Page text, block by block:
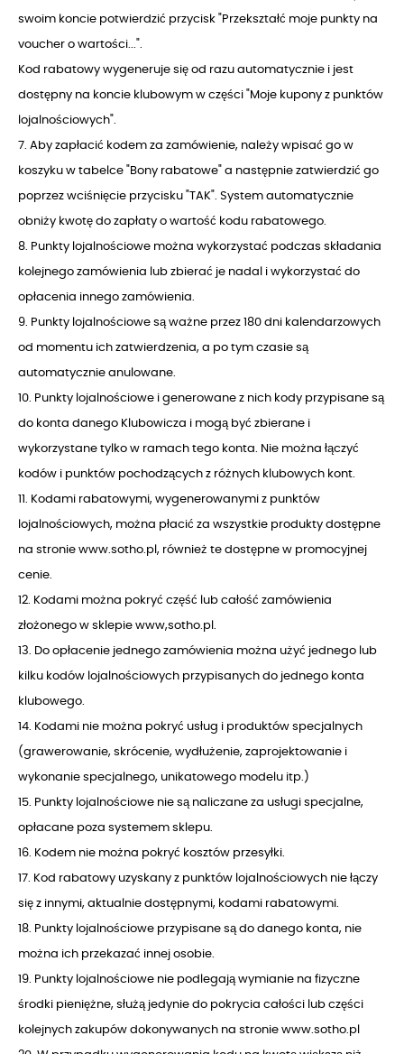
swoim koncie potwierdzić przycisk "Przekształć moje punkty na
voucher o wartości...".
Kod rabatowy wygeneruje się od razu automatycznie i jest
dostępny na koncie klubowym w części "Moje kupony z punktów
lojalnościowych".
7. Aby zapłacić kodem za zamówienie, należy wpisać go w
koszyku w tabelce "Bony rabatowe" a następnie zatwierdzić go
poprzez wciśnięcie przycisku "TAK". System automatycznie
obniży kwotę do zapłaty o wartość kodu rabatowego.
8. Punkty lojalnościowe można wykorzystać podczas składania
kolejnego zamówienia lub zbierać je nadal i wykorzystać do
opłacenia innego zamówienia.
9. Punkty lojalnościowe są ważne przez 180 dni kalendarzowych
od momentu ich zatwierdzenia, a po tym czasie są
automatycznie anulowane.
10. Punkty lojalnościowe i generowane z nich kody przypisane są
do konta danego Klubowicza i mogą być zbierane i
wykorzystane tylko w ramach tego konta. Nie można łączyć
kodów i punktów pochodzących z różnych klubowych kont.
11. Kodami rabatowymi, wygenerowanymi z punktów
lojalnościowych, można płacić za wszystkie produkty dostępne
na stronie www.sotho.pl, również te dostępne w promocyjnej
cenie.
12. Kodami można pokryć część lub całość zamówienia
złożonego w sklepie www,sotho.pl.
13. Do opłacenie jednego zamówienia można użyć jednego lub
kilku kodów lojalnościowych przypisanych do jednego konta
klubowego.
14. Kodami nie można pokryć usług i produktów specjalnych
(grawerowanie, skrócenie, wydłużenie, zaprojektowanie i
wykonanie specjalnego, unikatowego modelu itp.)
15. Punkty lojalnościowe nie są naliczane za usługi specjalne,
opłacane poza systemem sklepu.
16. Kodem nie można pokryć kosztów przesyłki.
17. Kod rabatowy uzyskany z punktów lojalnościowych nie łączy
się z innymi, aktualnie dostępnymi, kodami rabatowymi.
18. Punkty lojalnościowe przypisane są do danego konta, nie
można ich przekazać innej osobie.
19. Punkty lojalnościowe nie podlegają wymianie na fizyczne
środki pieniężne, służą jedynie do pokrycia całości lub części
kolejnych zakupów dokonywanych na stronie www.sotho.pl